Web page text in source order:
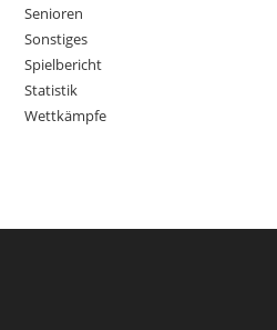
Senioren
Sonstiges
Spielbericht
Statistik
Wettkämpfe